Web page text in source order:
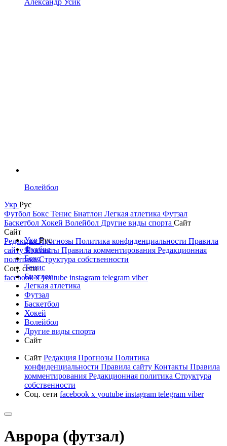
Александр Усик
Волейбол
Укр Рус
Футбол Бокс Тенис Биатлон Легкая атлетика Футзал
Баскетбол Хокей Волейбол Другие виды спорта Сайт
Сайт
РедакцияПрогнозы Политика конфиденциальности Правила
сайтуКонтакты Правила комментирования Редакционная
политикаСтруктура собственности
Соц. сети
facebookxyoutube instagram telegram viber
УкрРус
Футбол
Бокс
Тенис
Биатлон
Легкая атлетика
Футзал
Баскетбол
Хокей
Волейбол
Другие виды спорта
Сайт
Сайт Редакция Прогнозы Политика
конфиденциальности Правила сайту Контакты Правила
комментирования Редакционная политика Структура
собственности
Соц. сети facebook x youtube instagram telegram viber
Аврора (футзал)